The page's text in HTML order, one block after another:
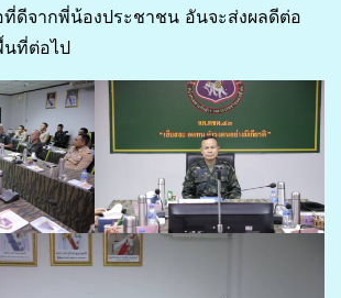
ดีจากพี่น้องประชาชน อันจะส่งผลดีต่อ
นที่ต่อไป